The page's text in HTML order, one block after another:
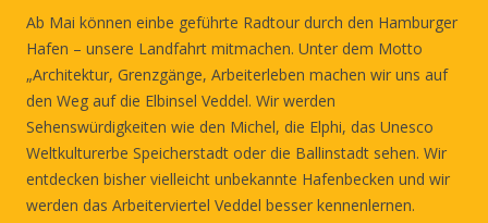
Ab Mai können einbe geführte Radtour durch den Hamburger
Hafen – unsere Landfahrt mitmachen. Unter dem Motto
„Architektur, Grenzgänge, Arbeiterleben machen wir uns auf
den Weg auf die Elbinsel Veddel. Wir werden
Sehenswürdigkeiten wie den Michel, die Elphi, das Unesco
Weltkulturerbe Speicherstadt oder die Ballinstadt sehen. Wir
entdecken bisher vielleicht unbekannte Hafenbecken und wir
werden das Arbeiterviertel Veddel besser kennenlernen.